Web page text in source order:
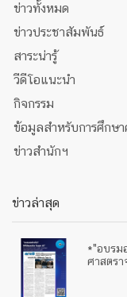
ข่าวทั้งหมด
ข่าวประชาสัมพันธ์
สาระน่ารู้
วีดีโอแนะนำ
กิจกรรม
ข้อมูลสำหรับการศึกษา
ข่าวสำนักฯ
ข่าวล่าสุด
*"อบรม
ศาสตรา